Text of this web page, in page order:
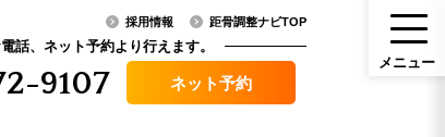
話、ネット予約より行えます。
9107 ネット予約
採用情報 距骨調整ナビTOP
メ ニュー